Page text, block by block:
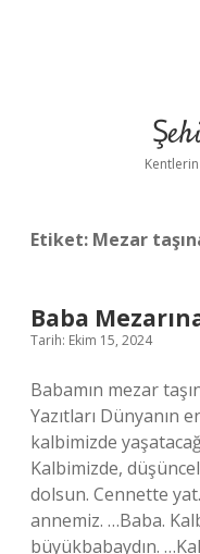
Etiket: Mezar
Baba
Tarih: Ekim 15, 2024
Babamın mezar
Yazıtları Dünyanın
kalbimizde
Kalbimizde,
dolsun. Cennette
annemiz. …Baba.
büyükbabaydın.